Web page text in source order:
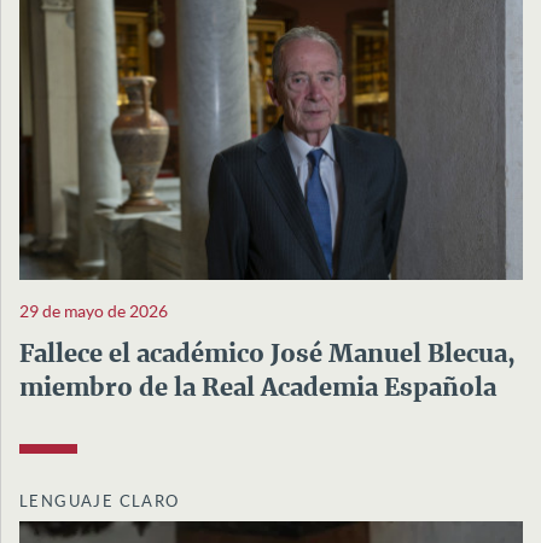
29 de mayo de 2026
Fallece el académico José Manuel Blecua,
miembro de la Real Academia Española
LENGUAJE CLARO